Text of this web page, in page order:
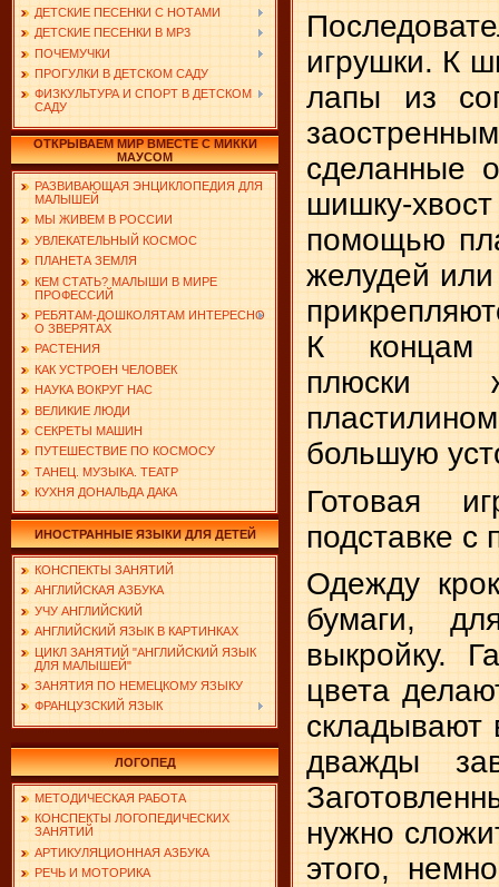
ДЕТСКИЕ ПЕСЕНКИ С НОТАМИ
ДЕТСКИЕ ПЕСЕНКИ В MP3
ПОЧЕМУЧКИ
ПРОГУЛКИ В ДЕТСКОМ САДУ
ФИЗКУЛЬТУРА И СПОРТ В ДЕТСКОМ
САДУ
ОТКРЫВАЕМ МИР ВМЕСТЕ С МИККИ
МАУСОМ
РАЗВИВАЮЩАЯ ЭНЦИКЛОПЕДИЯ ДЛЯ
МАЛЫШЕЙ
МЫ ЖИВЕМ В РОССИИ
УВЛЕКАТЕЛЬНЫЙ КОСМОС
ПЛАНЕТА ЗЕМЛЯ
КЕМ СТАТЬ? МАЛЫШИ В МИРЕ
ПРОФЕССИЙ
РЕБЯТАМ-ДОШКОЛЯТАМ ИНТЕРЕСНО
О ЗВЕРЯТАХ
РАСТЕНИЯ
КАК УСТРОЕН ЧЕЛОВЕК
НАУКА ВОКРУГ НАС
ВЕЛИКИЕ ЛЮДИ
СЕКРЕТЫ МАШИН
ПУТЕШЕСТВИЕ ПО КОСМОСУ
ТАНЕЦ. МУЗЫКА. ТЕАТР
КУХНЯ ДОНАЛЬДА ДАКА
ИНОСТРАННЫЕ ЯЗЫКИ ДЛЯ ДЕТЕЙ
КОНСПЕКТЫ ЗАНЯТИЙ
АНГЛИЙСКАЯ АЗБУКА
УЧУ АНГЛИЙСКИЙ
АНГЛИЙСКИЙ ЯЗЫК В КАРТИНКАХ
ЦИКЛ ЗАНЯТИЙ "АНГЛИЙСКИЙ ЯЗЫК
ДЛЯ МАЛЫШЕЙ"
ЗАНЯТИЯ ПО НЕМЕЦКОМУ ЯЗЫКУ
ФРАНЦУЗСКИЙ ЯЗЫК
ЛОГОПЕД
МЕТОДИЧЕСКАЯ РАБОТА
КОНСПЕКТЫ ЛОГОПЕДИЧЕСКИХ
ЗАНЯТИЙ
АРТИКУЛЯЦИОННАЯ АЗБУКА
РЕЧЬ И МОТОРИКА
игрушки. К
лапы из
сделанные
шишку-
помощью
желудей
К концам
плюски
большую
Готовая
подставке
Одежду
бумаги,
выкройку.
цвета
складывают
дважды
нужно
этого,